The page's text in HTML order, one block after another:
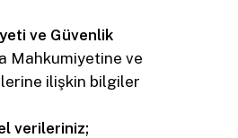
ve Güvenlik
Mahkumiyetine ve
ilişkin bilgiler
verileriniz;